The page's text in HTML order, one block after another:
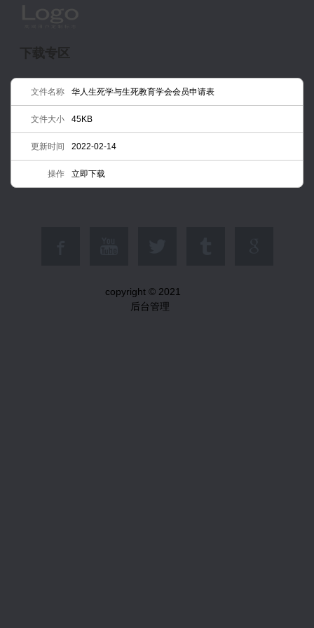
下载专区
文件名称 华人生死学与生死教育学会会员申请表
文件大小 45KB
更新时间 2022-02-14
操作 立即下载
copyright © 2021
后台管理